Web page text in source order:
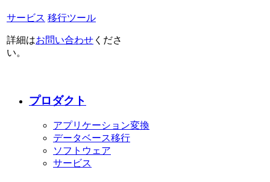
サービス 移行ツール
詳細はお問い合わせ くださ
い。
プロダクト
アプリケーション変換
データベース移行
ソフトウェア
サービス